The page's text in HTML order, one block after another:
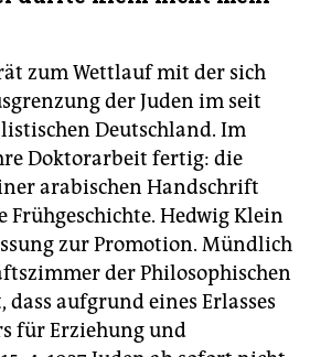
zum Wettlauf mit der sich
der Juden im seit
Deutschland. Im
Doktorarbeit fertig: die
arabischen Handschrift
Frühgeschichte. Hedwig Klein
zur Promotion. Mündlich
der Philosophischen
aufgrund eines Erlasses
für Erziehung und